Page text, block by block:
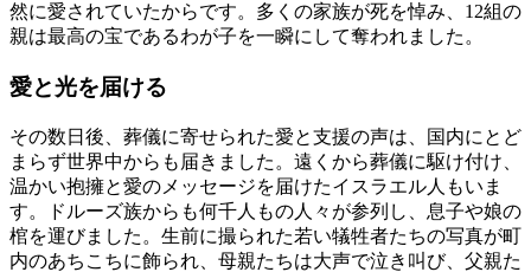
然に愛されていたからです。多くの家族が死を悼み、12組の
親は最高の宝であるわが子を一瞬にして奪われました。
愛と光を届ける
その数日後、葬儀に寄せられた愛と支援の声は、国内にとど
まらず世界中からも届きました。遠くから葬儀に駆け付け、
温かい抱擁と愛のメッセージを届けたイスラエル人もいま
す。ドルーズ族からも何千人もの人々が参列し、息子や娘の
棺を運びました。生前に撮られた若い犠牲者たちの写真が町
内のあちこちに飾られ、母親たちは大声で泣き叫び、父親た